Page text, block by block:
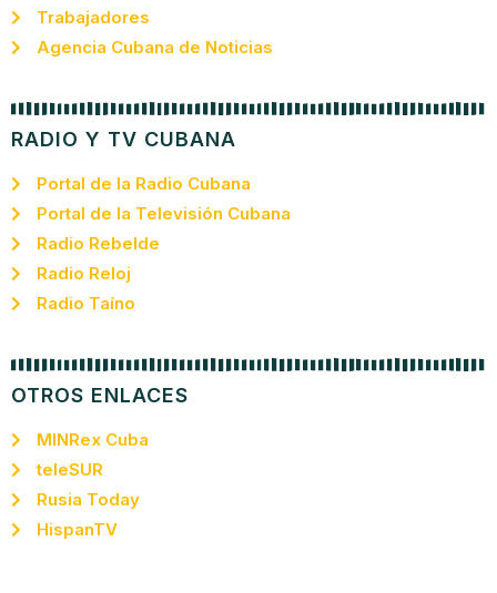
Trabajadores
Agencia Cubana de Noticias
RADIO Y TV CUBANA
Portal de la Radio Cubana
Portal de la Televisión Cubana
Radio Rebelde
Radio Reloj
Radio Taíno
OTROS ENLACES
MINRex Cuba
teleSUR
Rusia Today
HispanTV